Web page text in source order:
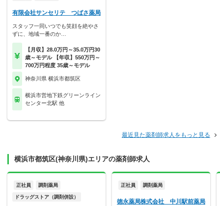
有限会社サンセリテ つばさ薬局
スタッフ一同いつでも笑顔を絶やさ
ずに、地域一番のか…
【月収】28.0万円～35.0万円30
歳～モデル 【年収】550万円～
700万円程度 35歳～モデル
神奈川県 横浜市都筑区
横浜市営地下鉄グリーンライン
センター北駅 他
最近見た薬剤師求人をもっと見る
横浜市都筑区(神奈川県)エリアの薬剤師求人
正社員 調剤薬局
ドラッグストア（調剤併設）
正社員 調剤薬局
徳永薬局株式会社 中川駅前薬局